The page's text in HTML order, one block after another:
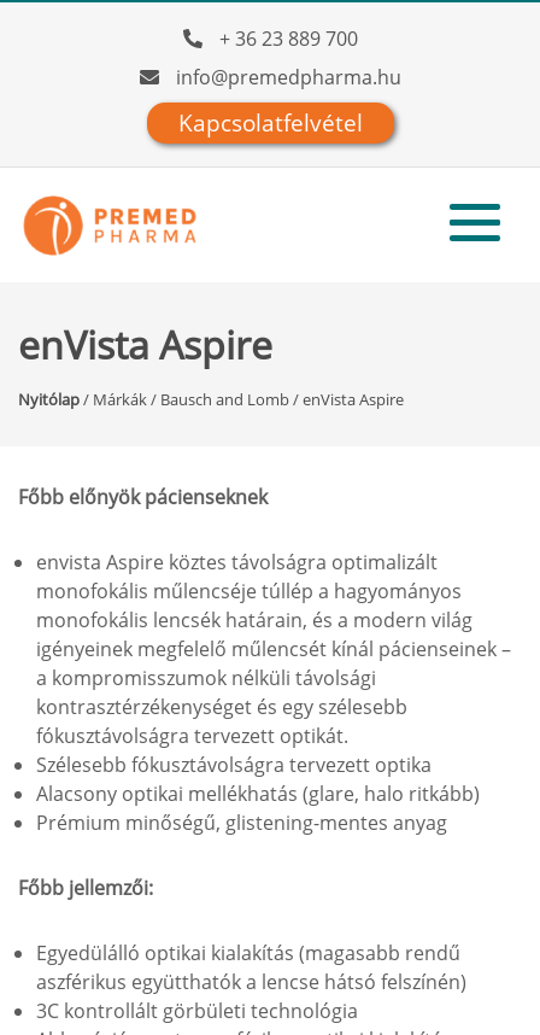
+ 36 23 889 700
info@premedpharma.hu
Kapcsolatfelvétel
enVista Aspire
Nyitólap/ Márkák/ Bausch and Lomb/enVista Aspire
Főbb előnyök pácienseknek
envista Aspire köztes távolságra optimalizált
monofokális műlencséje túllép a hagyományos
monofokális lencsék határain, és a modern világ
igényeinek megfelelő műlencsét kínál pácienseinek –
a kompromisszumok nélküli távolsági
kontrasztérzékenységet és egy szélesebb
fókusztávolságra tervezett optikát.
Szélesebb fókusztávolságra tervezett optika
Alacsony optikai mellékhatás (glare, halo ritkább)
Prémium minőségű, glistening-mentes anyag
Főbb jellemzői:
Egyedülálló optikai kialakítás (magasabb rendű
aszférikus együtthatók a lencse hátsó felszínén)
3C kontrollált görbületi technológia